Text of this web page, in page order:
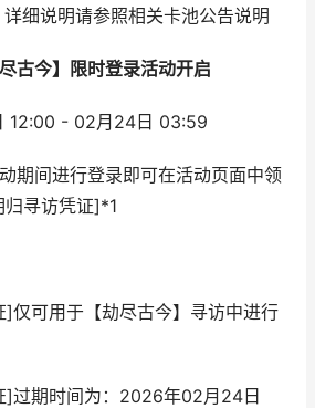
细说明请参照相关卡池公告说明
古今】限时登录活动开启
12:00 - 02月24日 03:59
期间进行登录即可在活动页面中领
寻访凭证]*1
可用于【劫尽古今】寻访中进行
过期时间为：2026年02月24日